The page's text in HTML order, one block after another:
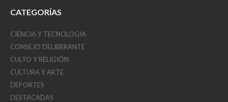
CATEGORÍAS
CIENCIA Y TECNOLOGIA
CONSEJO DELIBERANTE
CULTO Y RELIGIÓN
CULTURA Y ARTE
DEPORTES
DESTACADAS